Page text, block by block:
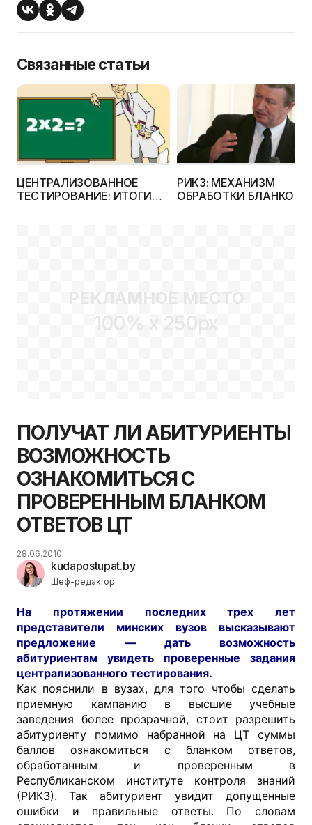
Связанные статьи
ЦЕНТРАЛИЗОВАННОЕ
ТЕСТИРОВАНИЕ: ИТОГИ
РИКЗ: МЕХАНИЗМ
ОБРАБОТКИ БЛАНКОВ
РЕКЛАМНОЕ МЕСТО
100% x 250px
ПОЛУЧАТ ЛИ АБИТУРИЕНТЫ
ВОЗМОЖНОСТЬ
ОЗНАКОМИТЬСЯ С
ПРОВЕРЕННЫМ БЛАНКОМ
ОТВЕТОВ ЦТ
kudapostupat.by
Шеф-редактор
28.06.2010
На протяжении последних трех лет
представители минских вузов высказывают
предложение — дать возможность
абитуриентам увидеть проверенные задания
централизованного тестирования.
Как пояснили в вузах, для того чтобы сделать
приемную кампанию в высшие учебные
заведения более прозрачной, стоит разрешить
абитуриенту помимо набранной на ЦТ суммы
баллов ознакомиться с бланком ответов,
обработанным и проверенным в
Республиканском институте контроля знаний
(РИКЗ). Так абитуриент увидит допущенные
ошибки и правильные ответы. По словам